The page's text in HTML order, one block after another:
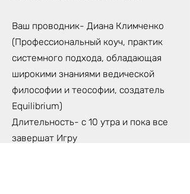
Ваш проводник- Диана Климченко
(Профессиональный коуч, практик
системного подхода, обладающая
широкими знаниями ведической
философии и теософии, создатель
Equilibrium)
Длительность- с 10 утра и пока все
завершат Игру